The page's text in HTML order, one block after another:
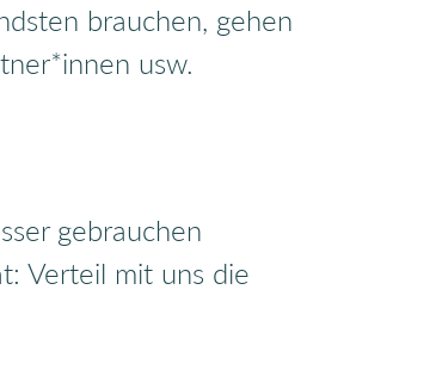
brauchen, gehen
usw.
gebrauchen
Verteil mit uns die